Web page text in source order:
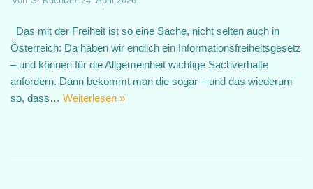
Das mit der Freiheit ist so eine Sache, nicht selten auch in
Österreich: Da haben wir endlich ein Informationsfreiheitsgesetz
– und können für die Allgemeinheit wichtige Sachverhalte
anfordern. Dann bekommt man die sogar – und das wiederum
so, dass… Weiterlesen »